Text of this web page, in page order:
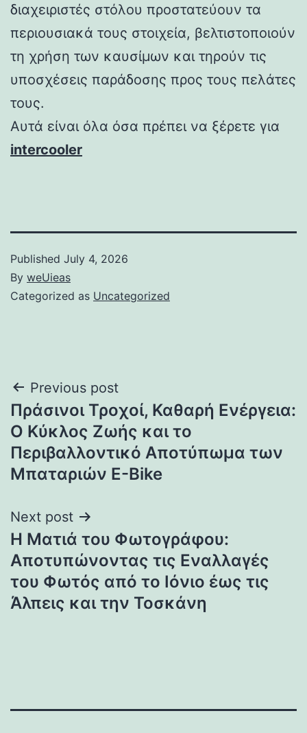
διαχειριστές στόλου προστατεύουν τα
περιουσιακά τους στοιχεία, βελτιστοποιούν
τη χρήση των καυσίμων και τηρούν τις
υποσχέσεις παράδοσης προς τους πελάτες
τους.
Αυτά είναι όλα όσα πρέπει να ξέρετε για
intercooler
Published July 4, 2026
By weUieas
Categorized as Uncategorized
Post
navigation
Previous post
Πράσινοι Τροχοί, Καθαρή Ενέργεια:
Ο Κύκλος Ζωής και το
Περιβαλλοντικό Αποτύπωμα των
Μπαταριών E-Bike
Next post
Η Ματιά του Φωτογράφου:
Αποτυπώνοντας τις Εναλλαγές
του Φωτός από το Ιόνιο έως τις
Άλπεις και την Τοσκάνη